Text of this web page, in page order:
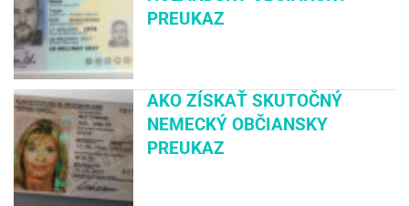
PREUKAZ
AKO ZÍSKAŤ SKUTOČNÝ
NEMECKÝ OBČIANSKY
PREUKAZ